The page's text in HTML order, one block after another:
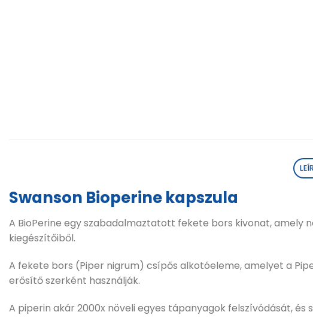
Swanson Bioperine kapszula
A BioPerine egy szabadalmaztatott fekete bors kivonat,
kiegészítőiből.
A fekete bors (Piper nigrum) csípős alkotóeleme, amelyet a
erősítő szerként használják.
A piperin akár 2000x növeli egyes tápanyagok felszívódását,